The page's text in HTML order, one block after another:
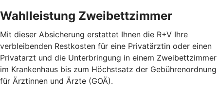
Wahlleistung Zweibettzimmer
Mit dieser Absicherung erstattet Ihnen die R+V Ihre
verbleibenden Restkosten für eine Privatärztin oder einen
Privatarzt und die Unterbringung in einem Zweibettzimmer
im Krankenhaus bis zum Höchstsatz der Gebührenordnung
für Ärztinnen und Ärzte (GOÄ).